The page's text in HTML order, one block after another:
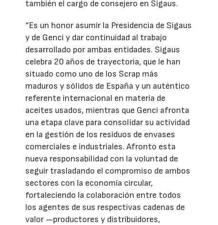
también el cargo de consejero en Sigaus.
“Es un honor asumir la Presidencia de Sigaus
y de Genci y dar continuidad al trabajo
desarrollado por ambas entidades. Sigaus
celebra 20 años de trayectoria, que le han
situado como uno de los Scrap más
maduros y sólidos de España y un auténtico
referente internacional en materia de
aceites usados, mientras que Genci afronta
una etapa clave para consolidar su actividad
en la gestión de los residuos de envases
comerciales e industriales. Afronto esta
nueva responsabilidad con la voluntad de
seguir trasladando el compromiso de ambos
sectores con la economía circular,
fortaleciendo la colaboración entre todos
los agentes de sus respectivas cadenas de
valor —productores y distribuidores,